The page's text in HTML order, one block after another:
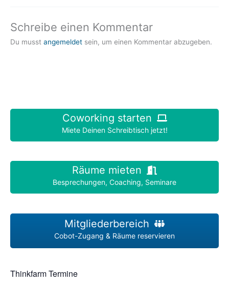
Schreibe einen Kommentar
Du musst angemeldet sein, um einen Kommentar abzugeben.
Coworking starten
Miete Deinen Schreibtisch jetzt!
Räume mieten
Besprechungen, Coaching, Seminare
Mitgliederbereich
Cobot-Zugang & Räume reservieren
Thinkfarm Termine